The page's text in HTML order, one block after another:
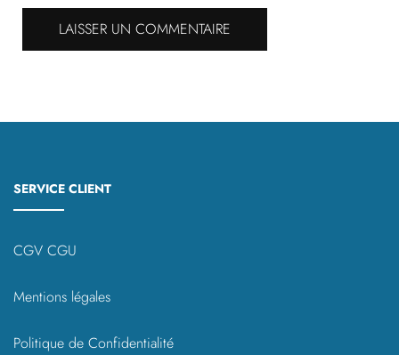
SERVICE CLIENT
CGV CGU
Mentions légales
Politique de Confidentialité